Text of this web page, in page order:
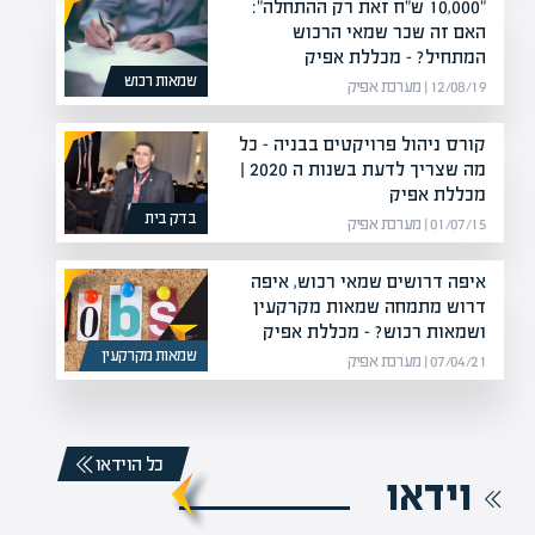
שמאות רכוש
"10,000 ש"ח זאת רק ההתחלה":
האם זה שכר שמאי הרכוש
המתחיל? – מכללת אפיק
12/08/19 | מערכת אפיק
בדק בית
קורס ניהול פרויקטים בבניה – כל
מה שצריך לדעת בשנות ה 2020 |
מכללת אפיק
01/07/15 | מערכת אפיק
שמאות מקרקעין
איפה דרושים שמאי רכוש, איפה
דרוש מתמחה שמאות מקרקעין
ושמאות רכוש? – מכללת אפיק
07/04/21 | מערכת אפיק
וידאו
כל הוידאו